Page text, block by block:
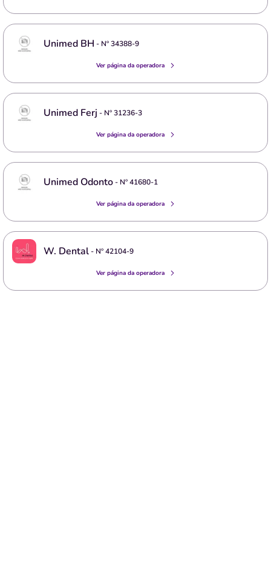
Unimed BH - Nº34388-9
Ver página da operadora
Unimed Ferj - Nº31236-3
Ver página da operadora
Unimed Odonto- Nº41680-1
Ver página da operadora
W. Dental- Nº42104-9
Ver página da operadora